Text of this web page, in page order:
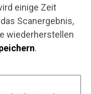
einige Zeit
Scanergebnis,
wiederherstellen
.